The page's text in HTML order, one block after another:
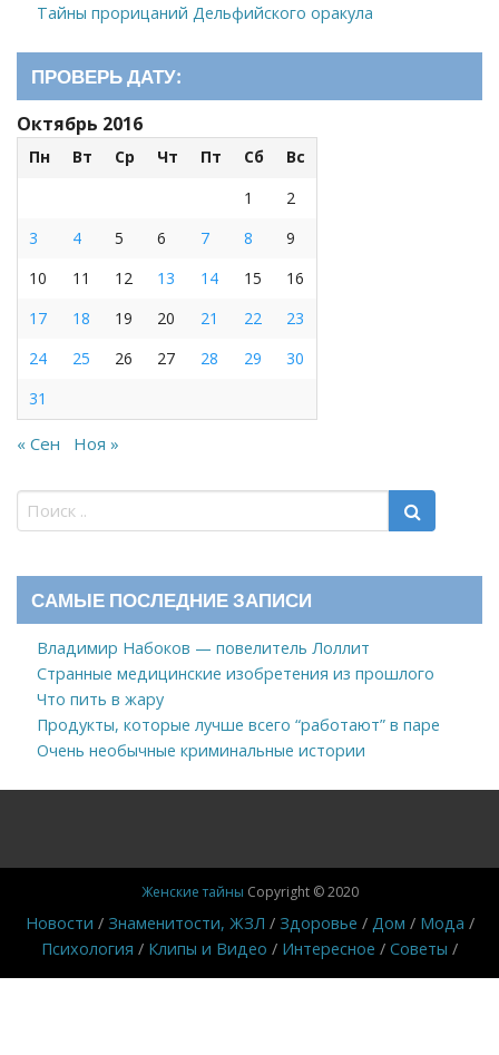
Тайны прорицаний Дельфийского оракула
ПРОВЕРЬ ДАТУ:
Октябрь 2016
Пн Вт Ср Чт Пт Сб
Вс
1
2
3
4 5 6 7 8
9
10
11 12 13 14 15
16
17
18 19 20 21 22
23
24
25 26 27 28 29
30
31
« Сен Ноя »
САМЫЕ ПОСЛЕДНИЕ ЗАПИСИ
Владимир Набоков — повелитель Лоллит
Странные медицинские изобретения из прошлого
Что пить в жару
Продукты, которые лучше всего “работают” в паре
Очень необычные криминальные истории
Женские тайны Copyright © 2020
Новости Знаменитости, ЖЗЛ Здоровье Дом
Мода
Психология
Клипы и Видео Интересное Советы